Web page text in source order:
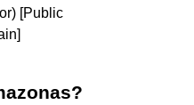
[Public